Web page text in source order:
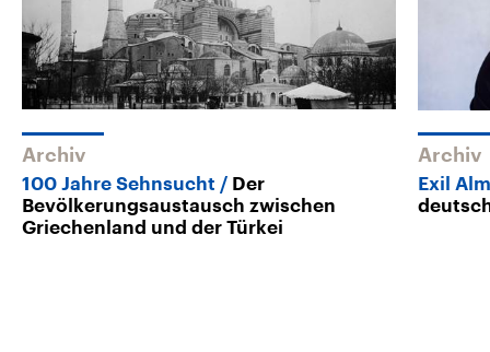
Archiv
100 Jahre Sehnsucht
Der
Bevölkerungsaustausch zwischen
Griechenland und der Türkei
Archiv
Exil